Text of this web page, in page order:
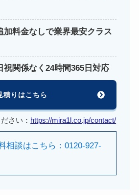
加料金なしで業界最安クラス
祝関係なく24時間365日対応
積りはこちら
さい： https://mira1l.co.jp/contact/
相談はこちら：0120-927-